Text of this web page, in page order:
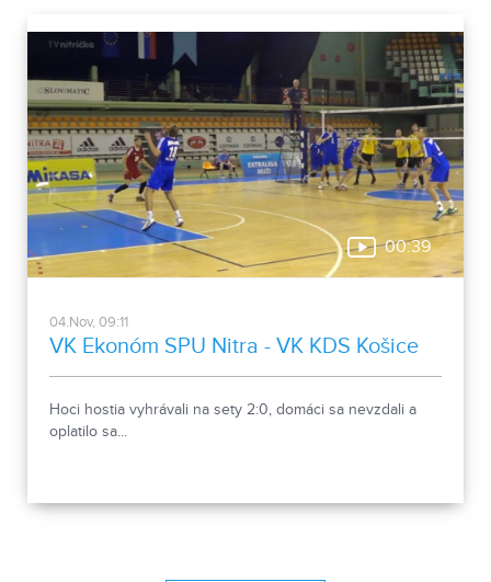
00:39
04.Nov, 09:11
VK Ekonóm SPU Nitra - VK KDS Košice
Hoci hostia vyhrávali na sety 2:0, domáci sa nevzdali a
oplatilo sa...